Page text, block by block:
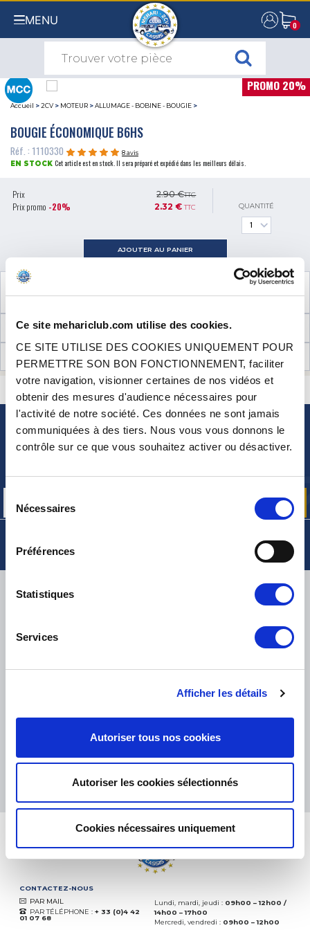
Ce site mehariclub.com utilise des cookies.
CE SITE UTILISE DES COOKIES UNIQUEMENT POUR
PERMETTRE SON BON FONCTIONNEMENT, faciliter
votre navigation, visionner certaines de nos vidéos et
obtenir des mesures d'audience nécessaires pour
l'activité de notre société. Ces données ne sont jamais
communiquées à des tiers. Nous vous vous donnons le
contrôle sur ce que vous souhaitez activer ou désactiver.
Nécessaires
Préférences
Statistiques
Services
Afficher les détails
Autoriser tous nos cookies
Autoriser les cookies sélectionnés
Cookies nécessaires uniquement
MENU 0
0
PROMO 20%
Accueil >2CV > MOTEUR >ALLUMAGE - BOBINE - BOUGIE >
BOUGIE ÉCONOMIQUE B6HS
Réf. : 1110330
8 avis
EN STOCK Cet article est en stock. Il sera préparé et expédié dans les meilleurs délais.
Prix 2.90 €TTC
Prix promo -20% 2.32 € TTC QUANTITÉ
AJOUTER AU PANIER
VOIR LE PRODUIT COMPLÉMENTAIRE
NÉCESSAIRE AU MONTAGE
INFORMATIONS TECHNIQUES
AVIS CLIENTS (8)
NEWSLETTER
06.08.2026 PLUS
Basé sur37828 avis
CONTACTEZ-NOUS
PAR MAIL
PAR TÉLÉPHONE : + 33 (0)4 42
01 07 68
Lundi, mardi, jeudi : 09h00 – 12h00 /
14h00 – 17h00
Mercredi, vendredi : 09h00 – 12h00